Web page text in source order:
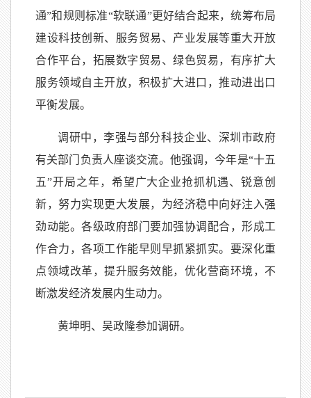
通”和规则标准“软联通”更好结合起来，统筹布局
建设科技创新、服务贸易、产业发展等重大开放
合作平台，拓展数字贸易、绿色贸易，有序扩大
服务领域自主开放，积极扩大进口，推动进出口
平衡发展。
调研中，李强与部分科技企业、深圳市政府
有关部门负责人座谈交流。他强调，今年是“十五
五”开局之年，希望广大企业抢抓机遇、锐意创
新，努力实现更大发展，为经济稳中向好注入强
劲动能。各级政府部门要加强协调配合，形成工
作合力，各项工作能早则早抓紧抓实。要深化重
点领域改革，提升服务效能，优化营商环境，不
断激发经济发展内生动力。
黄坤明、吴政隆参加调研。